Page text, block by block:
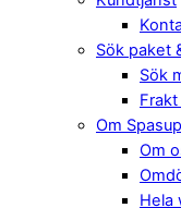
Sök paket
Sök
Om
Om
Hela